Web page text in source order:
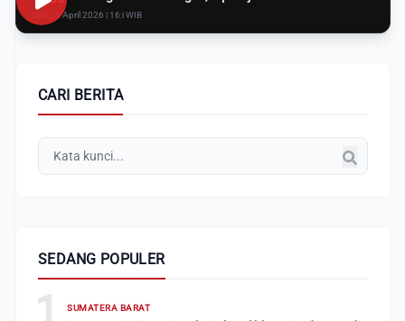
Rabu, 8 April 2026 | 16:i WIB
CARI BERITA
SEDANG POPULER
SUMATERA BARAT